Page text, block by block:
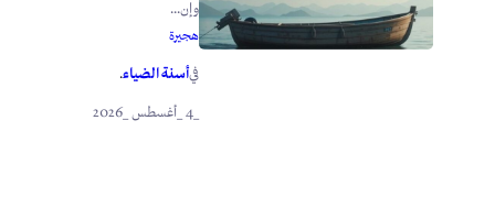
وإن...
هجيرة
فيأسنة الضياء.
_4 _أغسطس _2026